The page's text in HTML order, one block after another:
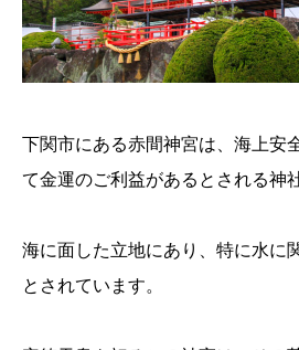
下関市にある赤間神宮は、海上安
て金運のご利益があるとされる神
海に面した立地にあり、特に水に
とされています。